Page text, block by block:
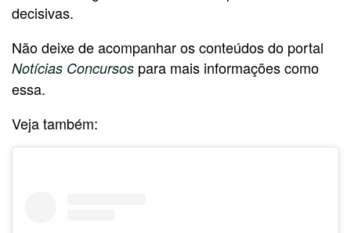
decisivas.
Não deixe de acompanhar os conteúdos do portal
Notícias Concursos para mais informações como
essa.
Veja também: